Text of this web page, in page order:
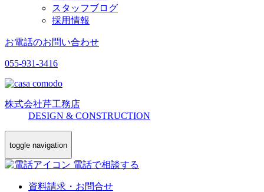
スタッフブログ
採用情報
お電話のお問い合わせ
055-931-3416
株式会社芹工務店
DESIGN & CONSTRUCTION
toggle navigation
電話で相談する
資料請求・お問合せ